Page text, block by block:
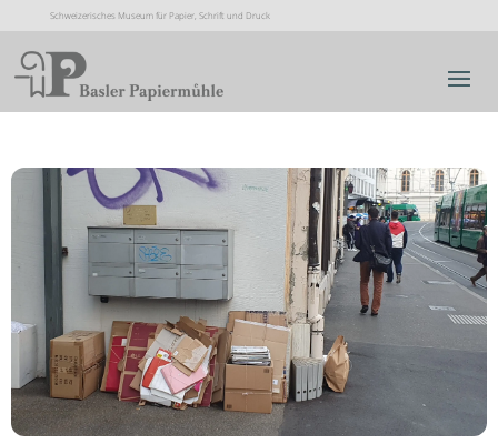
Schweizerisches Museum für Papier, Schrift und Druck